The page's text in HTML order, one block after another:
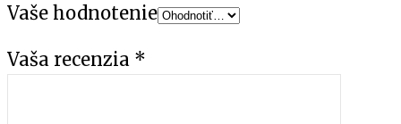
Vaše hodnotenie
Vaša recenzia *